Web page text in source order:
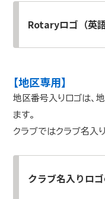
Rotaryロゴ（英語
【地区専用】
地区番号入りロゴは、
ます。
クラブではクラブ名入
クラブ名入りロ